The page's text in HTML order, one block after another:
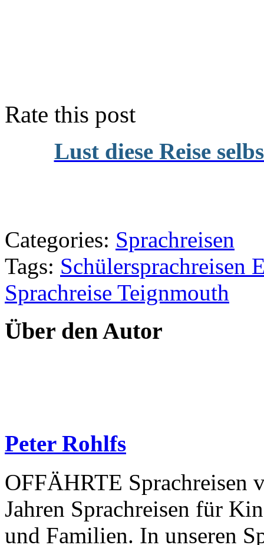
Rate this post
Lust diese Reise
Categories: Sprachreisen
Tags: Schülersprachreisen
Sprachreise Teignmouth
Über den Autor
Peter Rohlfs
OFFÄHRTE Sprachreisen
Jahren Sprachreisen für
und Familien. In unseren